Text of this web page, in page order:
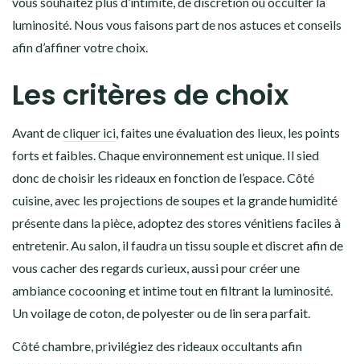
luminosité. Nous vous faisons part de nos astuces et conseils
afin d’affiner votre choix.
Les critères de choix
Avant decliquer ici, faites une évaluation des lieux, les points
forts et faibles. Chaque environnement est unique. Il sied
donc de choisir les rideaux en fonction de l’espace. Côté
cuisine, avec les projections de soupes et la grande humidité
présente dans la pièce, adoptez des stores vénitiens faciles à
entretenir. Au salon, il faudra un tissu souple et discret afin de
vous cacher des regards curieux, aussi pour créer une
ambiance cocooning et intime tout en filtrant la luminosité.
Un voilage de coton, de polyester ou de lin sera parfait.
Côté chambre, privilégiez des rideaux occultants afin